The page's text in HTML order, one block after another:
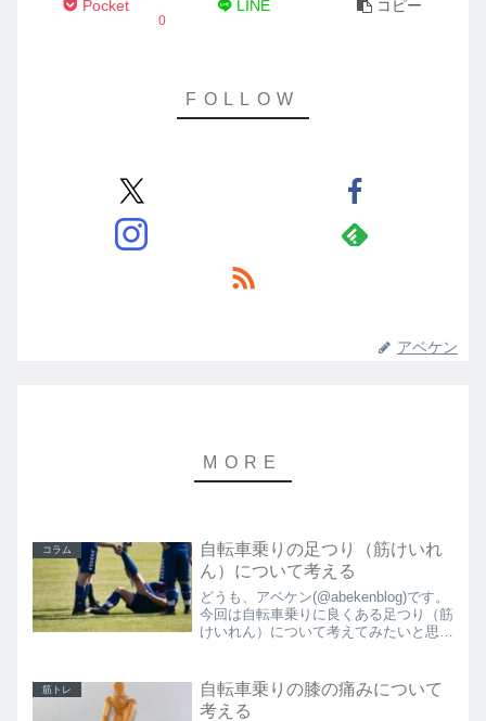
Pocket
0
LINE コピー
アベケン
コラム
自転車乗りの足つり（筋けいれ
ん）について考える
どうも、アベケン(@abekenblog)です。
今回は自転車乗りに良くある足つり（筋
けいれん）について考えてみたいと思い
りそう…つりそう…あっあっ、ああああ
あぁぁぁ（悶...
筋トレ
自転車乗りの膝の痛みについて
考える